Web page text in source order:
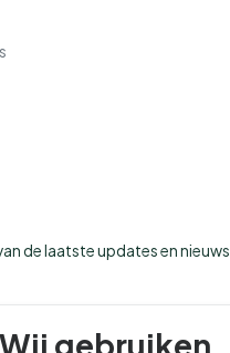
Wij gebruiken
de laatste updates en nieuws.